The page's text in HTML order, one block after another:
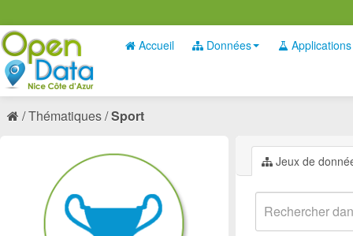
Accueil Données Applications
Thématiques Sport
Jeux de